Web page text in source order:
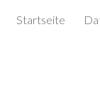
Startseite